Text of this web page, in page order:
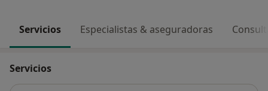
Servicios Especialistas & aseguradoras
Servicios